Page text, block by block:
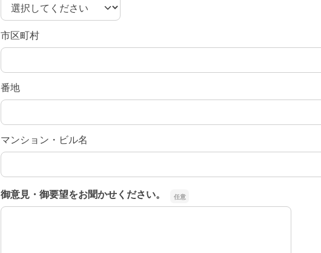
市区町村
番地
マンション・ビル名
御意見・御要望をお聞かせください。
御意見・御要望をお聞かせください。